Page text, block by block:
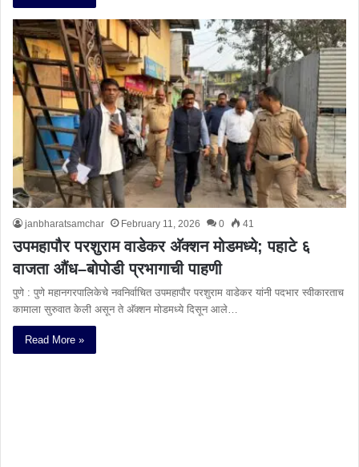
janbharatsamchar February 11, 2026 0 41
उपमहापौर परशुराम वाडेकर अ‍ॅक्शन मोडमध्ये; पहाटे ६
वाजता औंध–बोपोडी प्रभागाची पाहणी
पुणे : पुणे महानगरपालिकेचे नवनिर्वाचित उपमहापौर परशुराम वाडेकर यांनी पदभार स्वीकारताच
कामाला सुरुवात केली असून ते अ‍ॅक्शन मोडमध्ये दिसून आले…
Read More »